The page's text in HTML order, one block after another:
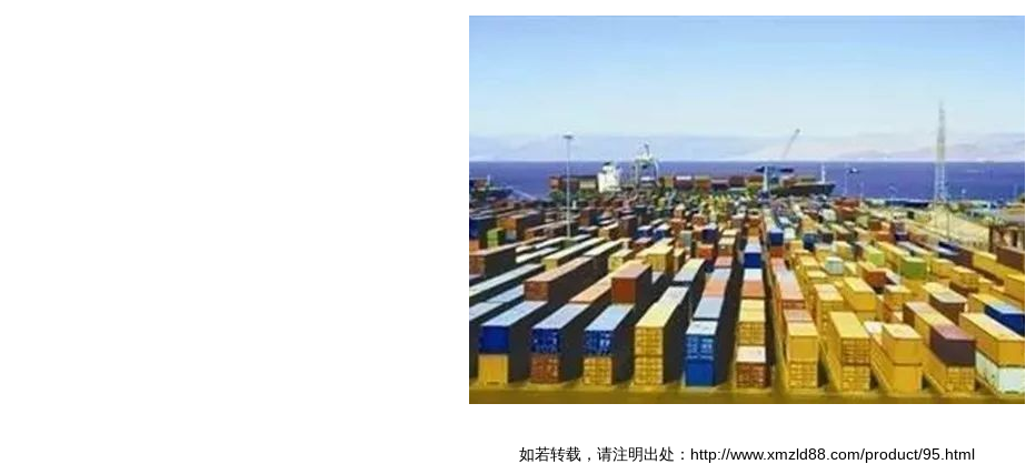
如若转载，请注明出处：http://www.xmzld88.com/product/95.html